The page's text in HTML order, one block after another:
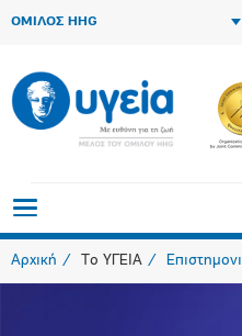
ΟΜΙΛΟΣ HHG
Αρχική Το ΥΓΕΙΑ